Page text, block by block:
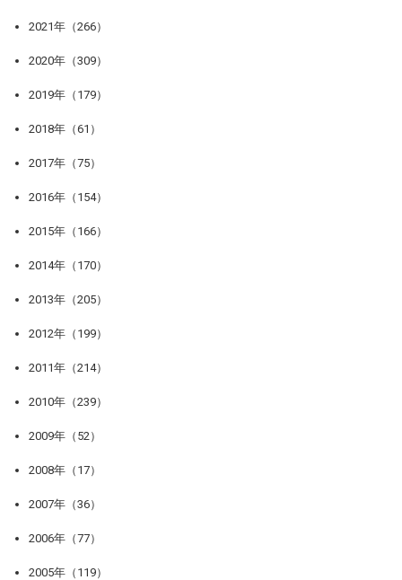
2021年（266）
2020年（309）
2019年（179）
2018年（61）
2017年（75）
2016年（154）
2015年（166）
2014年（170）
2013年（205）
2012年（199）
2011年（214）
2010年（239）
2009年（52）
2008年（17）
2007年（36）
2006年（77）
2005年（119）